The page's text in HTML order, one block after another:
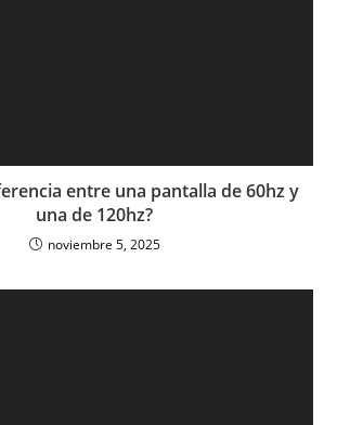
entre una pantalla de 60hz y
una de 120hz?
noviembre 5, 2025